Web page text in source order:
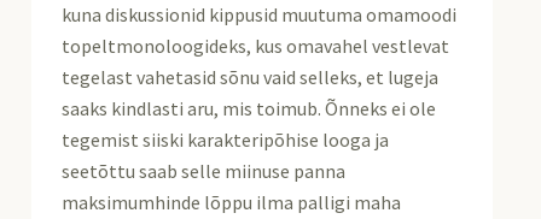
kuna diskussionid kippusid muutuma omamoodi
topeltmonoloogideks, kus omavahel vestlevat
tegelast vahetasid sõnu vaid selleks, et lugeja
saaks kindlasti aru, mis toimub. Õnneks ei ole
tegemist siiski karakteripõhise looga ja
seetõttu saab selle miinuse panna
maksimumhinde lõppu ilma palligi maha